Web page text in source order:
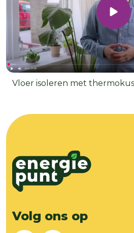
Vloer isoleren met
Volg ons op